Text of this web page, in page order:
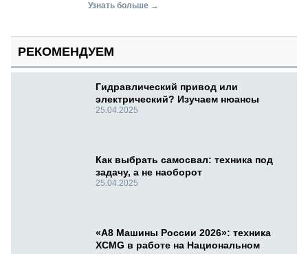
Узнать больше →
РЕКОМЕНДУЕМ
Гидравлический привод или
электрический? Изучаем нюансы
25.04.2025
Как выбрать самосвал: техника под
задачу, а не наоборот
25.04.2025
«А8 Машины России 2026»: техника
XCMG в работе на Национальном